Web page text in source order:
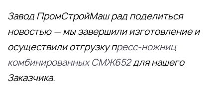
Завод ПромСтройМаш рад поделиться
новостью — мы завершили изготовление и
осуществили отгрузку пресс-ножниц
комбинированных СМЖ652для нашего
Заказчика.